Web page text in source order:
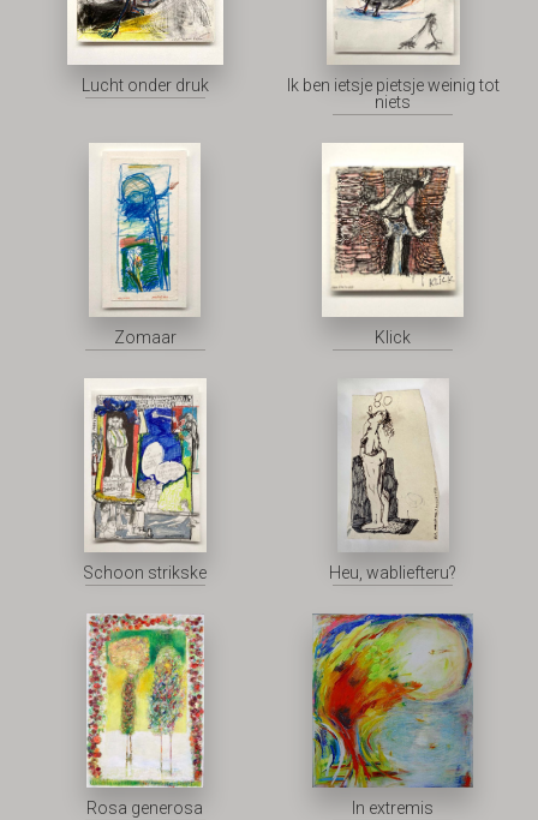
Lucht onder druk
Ik ben ietsje pietsje weinig tot
niets
Zomaar Klick
Schoon strikske Heu, wabliefteru?
Rosa generosa In extremis